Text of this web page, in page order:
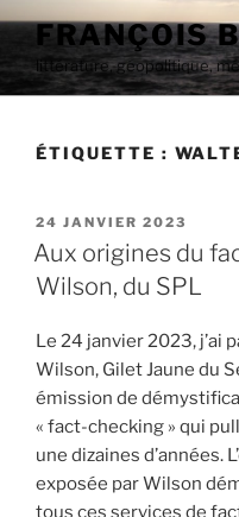
Aller
contenu
principal
FRANÇOIS
littérature, géopolitique,
ÉTIQUETTE :
PUBLIÉ
LE
24 JANVIER 2023
Aux origines du
Wilson, du SPL
Le 24 janvier 2023, j’ai
Wilson, Gilet Jaune du
émission de
« fact-checking » qui
une dizaines d’années.
exposée par Wilson
tous ces services de